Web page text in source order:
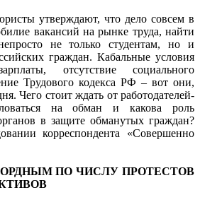
утверждают, что дело совсем в
вакансий на рынке труда, найти
не только студентам, но и
граждан. Кабальные условия
отсутствие социального
Трудового кодекса РФ – вот они,
Чего стоит ждать от работодателей-
на обман и какова роль
в защите обманутых граждан?
корреспондента «Совершенно
ПО ЧИСЛУ ПРОТЕСТОВ